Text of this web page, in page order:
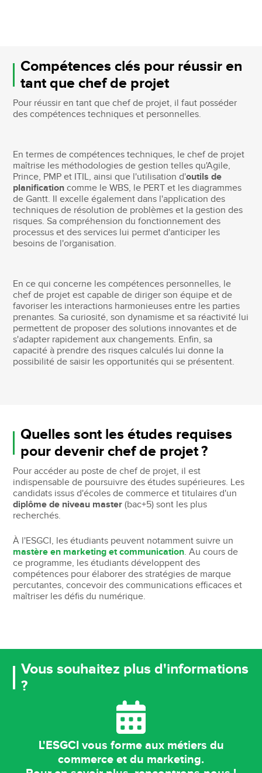
Compétences clés pour réussir en
tant que chef de projet
Pour réussir en tant que chef de projet, il faut posséder
des compétences techniques et personnelles.
En termes de compétences techniques, le chef de projet
maîtrise les méthodologies de gestion telles qu'Agile,
Prince, PMP et ITIL, ainsi que l'utilisation d'outils de
planification comme le WBS, le PERT et les diagrammes
de Gantt. Il excelle également dans l'application des
techniques de résolution de problèmes et la gestion des
risques. Sa compréhension du fonctionnement des
processus et des services lui permet d'anticiper les
besoins de l'organisation.
En ce qui concerne les compétences personnelles, le
chef de projet est capable de diriger son équipe et de
favoriser les interactions harmonieuses entre les parties
prenantes. Sa curiosité, son dynamisme et sa réactivité lui
permettent de proposer des solutions innovantes et de
s'adapter rapidement aux changements. Enfin, sa
capacité à prendre des risques calculés lui donne la
possibilité de saisir les opportunités qui se présentent.
Quelles sont les études requises
pour devenir chef de projet ?
Pour accéder au poste de chef de projet, il est
indispensable de poursuivre des études supérieures. Les
candidats issus d'écoles de commerce et titulaires d'un
diplôme de niveau master (bac+5) sont les plus
recherchés.
À l'ESGCI, les étudiants peuvent notamment suivre un
mastère en marketing et communication. Au cours de
ce programme, les étudiants développent des
compétences pour élaborer des stratégies de marque
percutantes, concevoir des communications efficaces et
maîtriser les défis du numérique.
Vous souhaitez plus d'informations
?
L'ESGCI vous forme aux métiers du
commerce et du marketing.